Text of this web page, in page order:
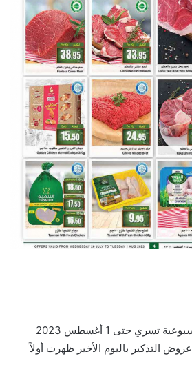
التدوينة عروض العثيم الأسبوعية تسري حتى 1 أغسطس 2023
الموافق 14 محرم 1445 عروض التذكير باليوم الأخير ظهرت أولاً